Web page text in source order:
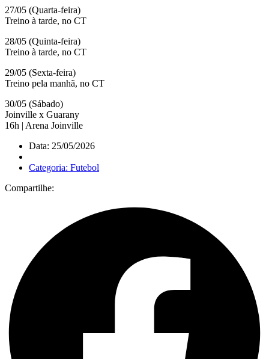
27/05 (Quarta-feira)
Treino à tarde, no CT
28/05 (Quinta-feira)
Treino à tarde, no CT
29/05 (Sexta-feira)
Treino pela manhã, no CT
30/05 (Sábado)
Joinville x Guarany
16h | Arena Joinville
Data: 25/05/2026
Categoria: Futebol
Compartilhe: